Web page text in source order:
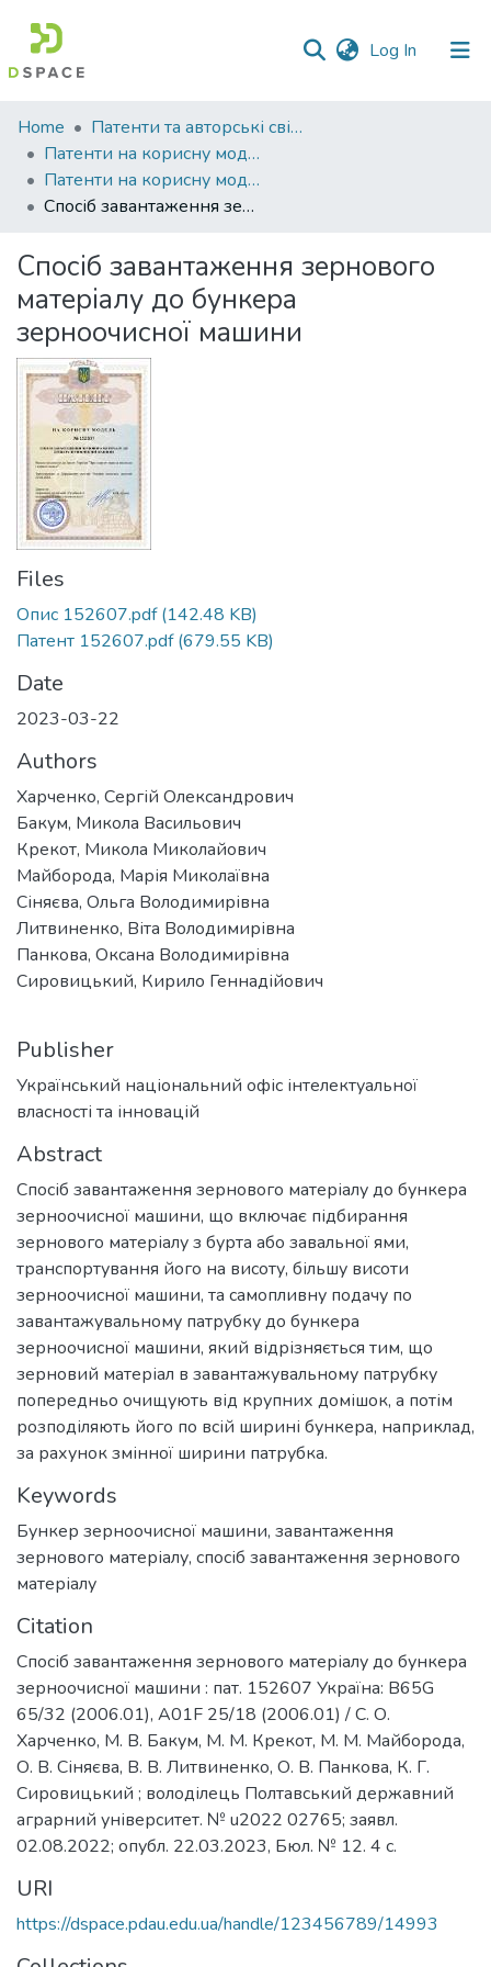
Log In (current)
Communities
&
Collections
Statistics
Home
Патенти та авторські свідоцтва
Патенти на корисну модель
Патенти на корисну модель_2023
Спосіб завантаження зернового матеріалу до бункера зерноочисної машини
Спосіб завантаження зернового
матеріалу до бункера
зерноочисної машини
Files
Опис 152607.pdf(142.48 KB)
Патент 152607.pdf(679.55 KB)
Date
2023-03-22
Authors
Харченко, Сергій Олександрович
Бакум, Микола Васильович
Крекот, Микола Миколайович
Майборода, Марія Миколаївна
Сіняєва, Ольга Володимирівна
Литвиненко, Віта Володимирівна
Панкова, Оксана Володимирівна
Сировицький, Кирило Геннадійович
Publisher
Український національний офіс інтелектуальної
власності та інновацій
Abstract
Спосіб завантаження зернового матеріалу до бункера
зерноочисної машини, що включає підбирання
зернового матеріалу з бурта або завальної ями,
транспортування його на висоту, більшу висоти
зерноочисної машини, та самопливну подачу по
завантажувальному патрубку до бункера
зерноочисної машини, який відрізняється тим, що
зерновий матеріал в завантажувальному патрубку
попередньо очищують від крупних домішок, а потім
розподіляють його по всій ширині бункера, наприклад,
за рахунок змінної ширини патрубка.
Keywords
Бункер зерноочисної машини, завантаження
зернового матеріалу, спосіб завантаження зернового
матеріалу
Citation
Спосіб завантаження зернового матеріалу до бункера
зерноочисної машини : пат. 152607 Україна: B65G
65/32 (2006.01), A01F 25/18 (2006.01) / С. О.
Харченко, М. В. Бакум, М. М. Крекот, М. М. Майборода,
О. В. Сіняєва, В. В. Литвиненко, О. В. Панкова, К. Г.
Сировицький ; володілець Полтавський державний
аграрний університет. № u2022 02765; заявл.
02.08.2022; опубл. 22.03.2023, Бюл. № 12. 4 с.
URI
https://dspace.pdau.edu.ua/handle/123456789/14993